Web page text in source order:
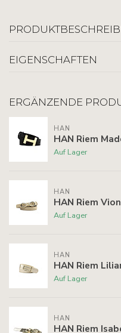
EIGENSCHAFTEN
ERGÄNZENDE
HAN
HAN Riem
Auf Lager
HAN
HAN Riem
Auf Lager
HAN
HAN Riem
Auf Lager
HAN
HAN Riem